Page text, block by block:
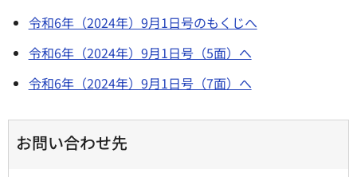
令和6年（2024年）9月1日号のもくじへ
令和6年（2024年）9月1日号（5面）へ
令和6年（2024年）9月1日号（7面）へ
お問い合わせ先